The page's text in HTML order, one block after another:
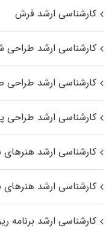
کارشناسی ارشد فرش
کارشناسی ارشد طراحی
کارشناسی ارشد طراحی
کارشناسی ارشد طراحی
کارشناسی ارشد
کارشناسی ارشد هنرهای
کارشناسی ارشد برنامه